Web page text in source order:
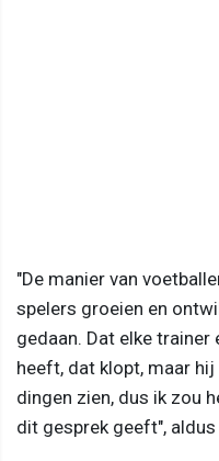
"De manier van
spelers groeien en
gedaan. Dat elke
heeft, dat klopt, maar
dingen zien, dus ik zou
dit gesprek geeft", aldus